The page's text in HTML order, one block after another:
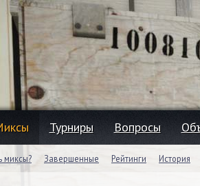
Турниры Вопросы
миксы? Завершенные Рейтинги История